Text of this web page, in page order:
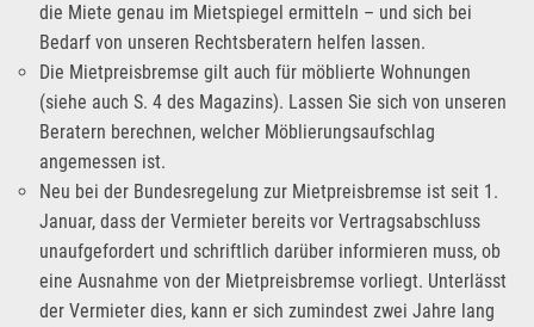
die Miete genau im Mietspiegel ermitteln – und sich bei
Bedarf von unseren Rechtsberatern helfen lassen.
Die Mietpreisbremse gilt auch für möblierte Wohnungen
(siehe auch S. 4 des Magazins). Lassen Sie sich von unseren
Beratern berechnen, welcher Möblierungsaufschlag
angemessen ist.
Neu bei der Bundesregelung zur Mietpreisbremse ist seit 1.
Januar, dass der Vermieter bereits vor Vertragsabschluss
unaufgefordert und schriftlich darüber informieren muss, ob
eine Ausnahme von der Mietpreisbremse vorliegt. Unterlässt
der Vermieter dies, kann er sich zumindest zwei Jahre lang